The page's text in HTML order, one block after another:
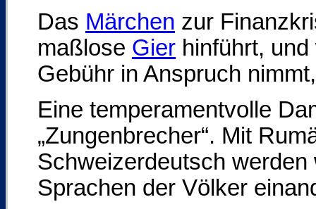
Das Märchen zur
maßlose Gier hinführt,
Gebühr in Anspruch
Eine temperamentvolle
„Zungenbrecher“. Mit
Schweizerdeutsch
Sprachen der Völker